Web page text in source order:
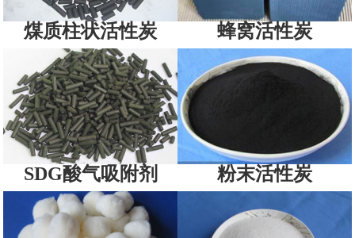
煤质柱状活性炭 蜂窝活性炭
SDG酸气吸附剂 粉末活性炭